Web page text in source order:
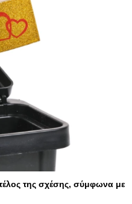
της σχέσης, σύμφωνα με